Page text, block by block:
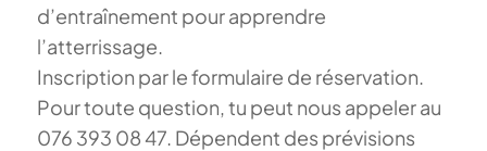
d’entraînement pour apprendre
l’atterrissage.
Inscription par le formulaire de réservation.
Pour toute question, tu peut nous appeler au
076 393 08 47. Dépendent des prévisions